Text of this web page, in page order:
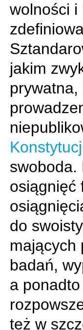
wolności i
jakim
swoboda.
osiągnięć
do
mających
badań,
a
też w